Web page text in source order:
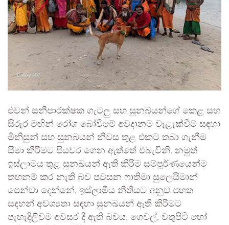
එවන් සනීපාරක්ෂක ගැටලු සහ සුනඛයන්ගේ කෙළ සහ
සිරුර මඟින් රෝග බෝවීමේ අවදානම වැළැක්වීම සඳහා
මිනිසුන් සහ සුනඛයන් නිවස තුළ එකට තබා ගැනීම
සීමා කිරීමට පියවර ගෙන ඇත්තේ එබැවිනි. නමුත්
ඉස්ලාමය තුළ සුනඛයන් ඇති කිරීම සම්පූර්ණයෙන්ම
තහනම් කර නැති බව පවසන ෆාතිමා සුලෙයිමාන්
පෙන්වා දෙන්නේ, ඉස්ලාමීය නීතියට අනුව පහත
සඳහන් අවශ්‍යතා සඳහා සුනඛයන් ඇති කිරීමට
පැහැදිලිවම අවසර දී ඇති බවය. ගෙවල්, වතුපිටි හෝ